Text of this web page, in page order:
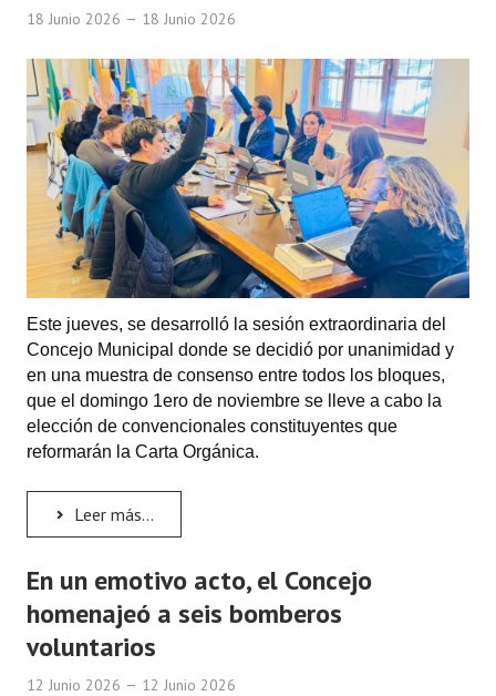
18 Junio 2026 18 Junio 2026
Este jueves, se desarrolló la sesión extraordinaria del
Concejo Municipal donde se decidió por unanimidad y
en una muestra de consenso entre todos los bloques,
que el domingo 1ero de noviembre se lleve a cabo la
elección de convencionales constituyentes que
reformarán la Carta Orgánica.
Leer más...
En un emotivo acto, el Concejo
homenajeó a seis bomberos
voluntarios
12 Junio 2026 12 Junio 2026